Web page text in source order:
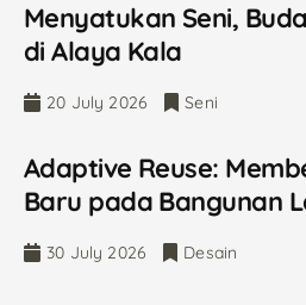
Menyatukan Seni,
di Alaya Kala
20 July 2026 Seni
Adaptive Reuse:
Baru pada Bangunan
30 July 2026 Desain